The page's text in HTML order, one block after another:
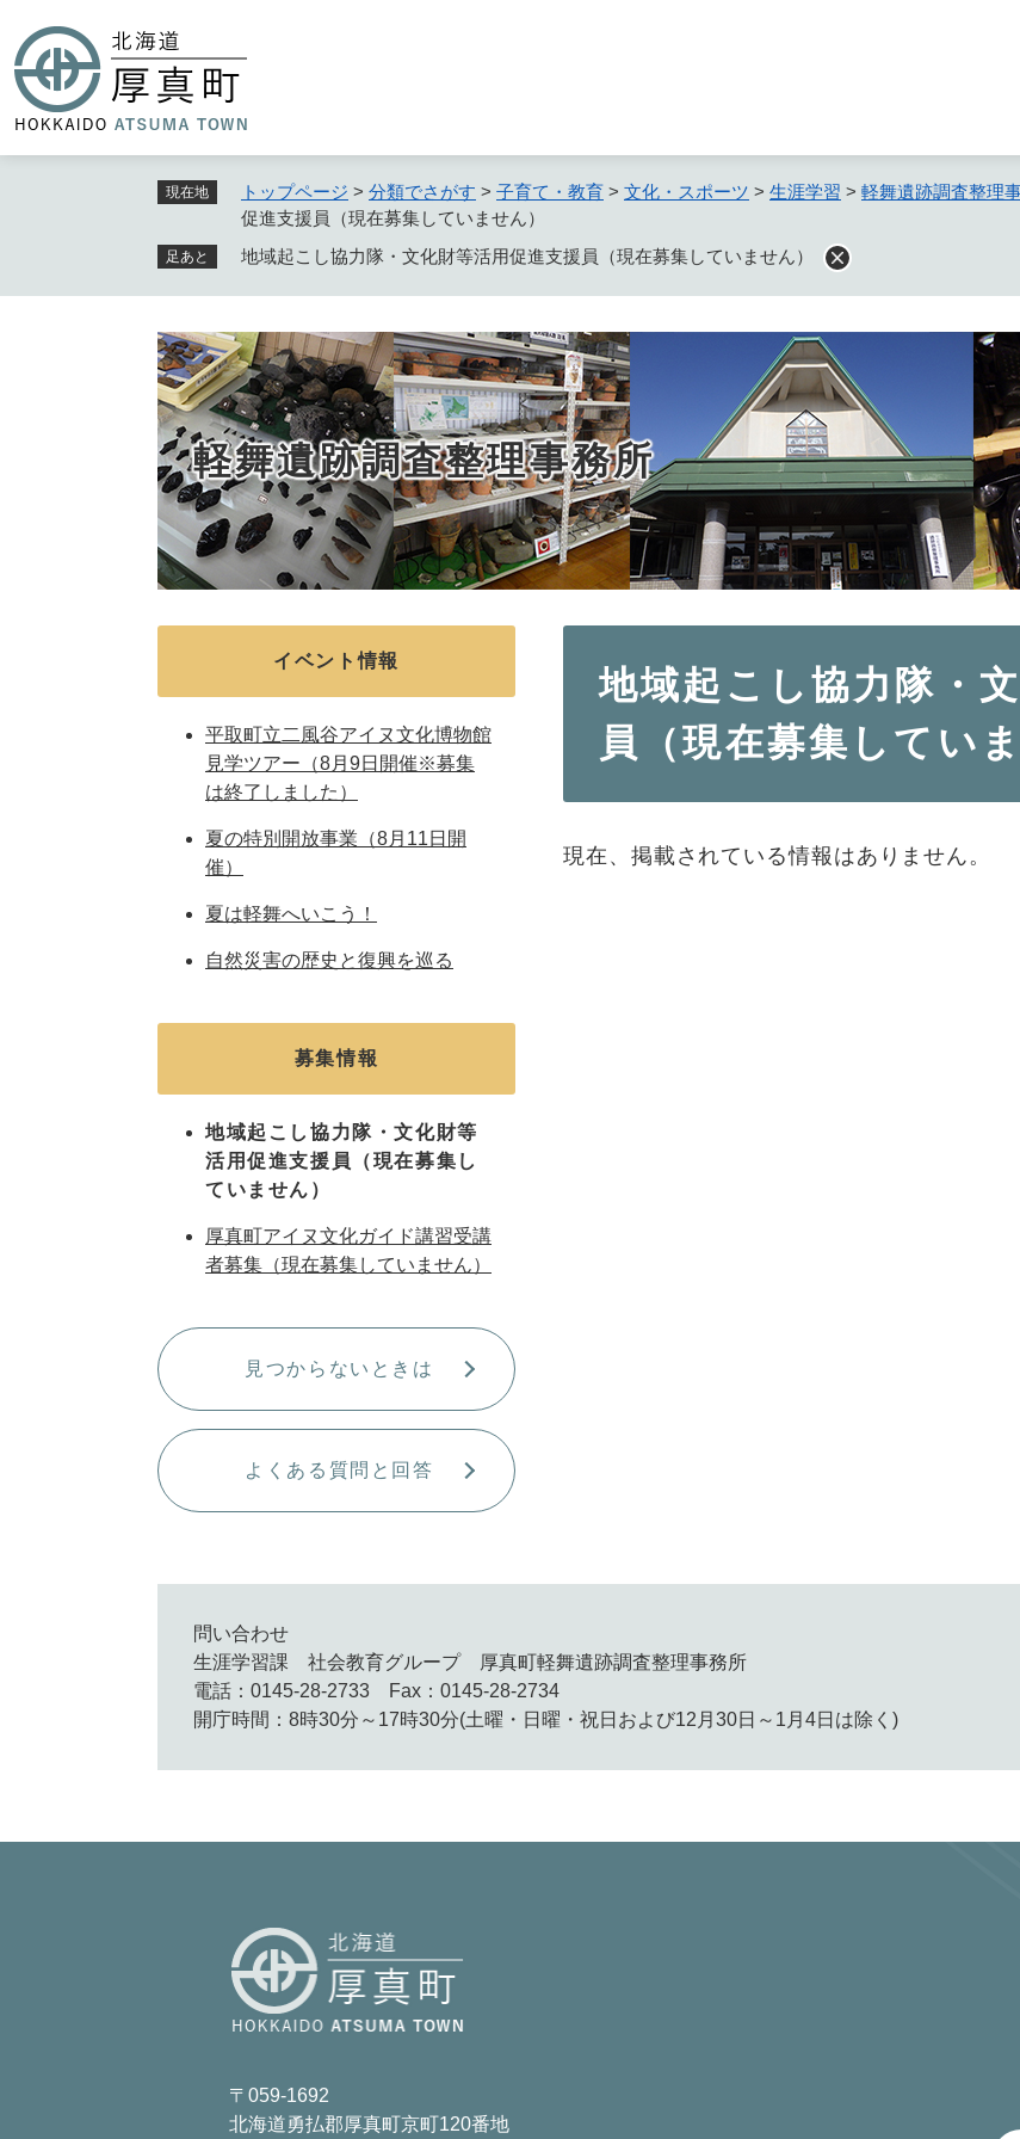
ジ
先
頭
現在地 トップページ > 分類でさがす > 子育て・教育 > 文化・スポーツ > 生涯学習 > 軽舞遺跡調査整理
促進支援員（現在募集していません）
足あと 地域起こし協力隊・文化財等活用促進支援員（現在募集していません）
軽舞遺跡調査整理事務所
地域起こし協力隊・
員（現在募集していま
現在、掲載されている情報はありません。
イベント情報
平取町立二風谷アイヌ文化博物館
見学ツアー（8月9日開催※募集
は終了しました）
夏の特別開放事業（8月11日開
催）
夏は軽舞へいこう！
自然災害の歴史と復興を巡る
募集情報
地域起こし協力隊・文化財等
活用促進支援員（現在募集し
ていません）
厚真町アイヌ文化ガイド講習受講
者募集（現在募集していません）
見つからないときは
よくある質問と回答
問い合わせ
生涯学習課 社会教育グループ 厚真町軽舞遺跡調査整理事務所
電話：0145-28-2733 Fax：0145-28-2734
開庁時間：8時30分～17時30分(土曜・日曜・祝日および12月30日～1月4日は除く)
〒059-1692
北海道勇払郡厚真町京町120番地